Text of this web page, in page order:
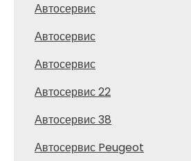
Автосервис
Автосервис
Автосервис
Автосервис 22
Автосервис 38
Автосервис Peugeot